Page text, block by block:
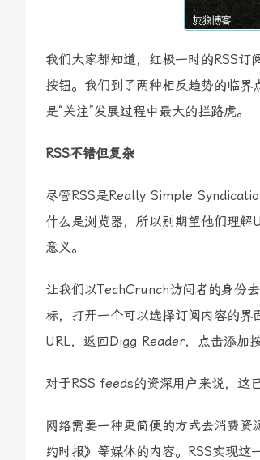
我们大家都知道，红极一时的RSS
按钮。我们到了两种相反趋势的临界
是“关注”发展过程中最大的拦路虎。
RSS不错但复杂
尽管RSS是Really Simple
什么是浏览器，所以别期望他们理
意义。
让我们以TechCrunch访问者的身份
标，打开一个可以选择订阅内容的
URL，返回Digg Reader，点击添加
对于RSS feeds的资深用户来说，这
网络需要一种更简便的方式去消费
约时报》等媒体的内容。RSS实现这